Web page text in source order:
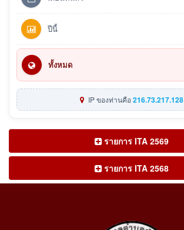
ปีนี้
ทั้งหมด
IP ของท่านคือ216.73.217.128
รายการ ITA 2569
รายการ ITA 2568